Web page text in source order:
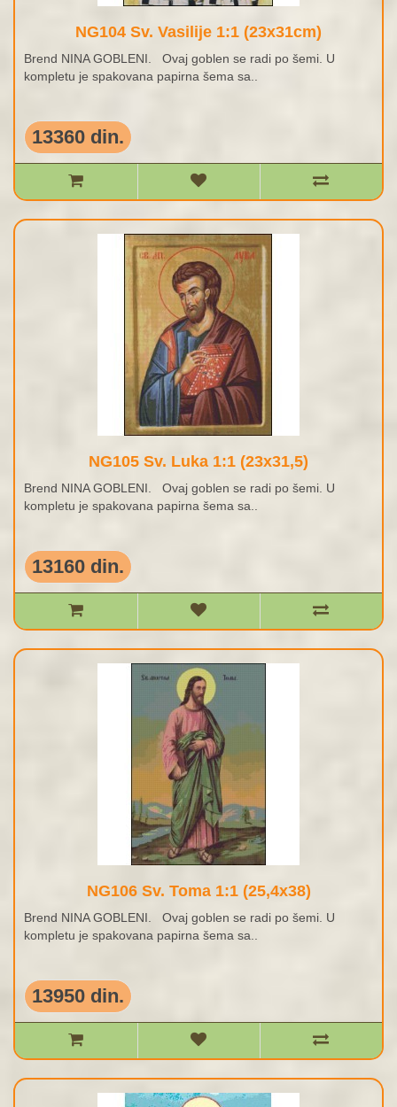
NG104 Sv. Vasilije 1:1 (23x31cm)
Brend NINA GOBLENI. Ovaj goblen se radi po šemi. U
kompletu je spakovana papirna šema sa..
13360 din.
NG105 Sv. Luka 1:1 (23x31,5)
Brend NINA GOBLENI. Ovaj goblen se radi po šemi. U
kompletu je spakovana papirna šema sa..
13160 din.
NG106 Sv. Toma 1:1 (25,4x38)
Brend NINA GOBLENI. Ovaj goblen se radi po šemi. U
kompletu je spakovana papirna šema sa..
13950 din.